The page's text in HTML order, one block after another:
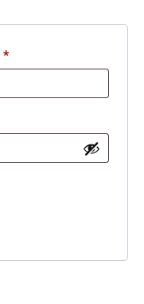
*